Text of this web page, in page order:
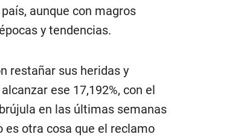
aunque con magros
y tendencias.
restañar sus heridas y
ese 17,192%, con el
en las últimas semanas
es otra cosa que el reclamo